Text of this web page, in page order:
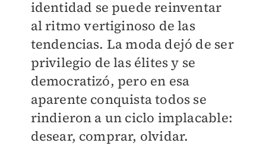
identidad se puede reinventar
al ritmo vertiginoso de las
tendencias. La moda dejó de ser
privilegio de las élites y se
democratizó, pero en esa
aparente conquista todos se
rindieron a un ciclo implacable:
desear, comprar, olvidar.